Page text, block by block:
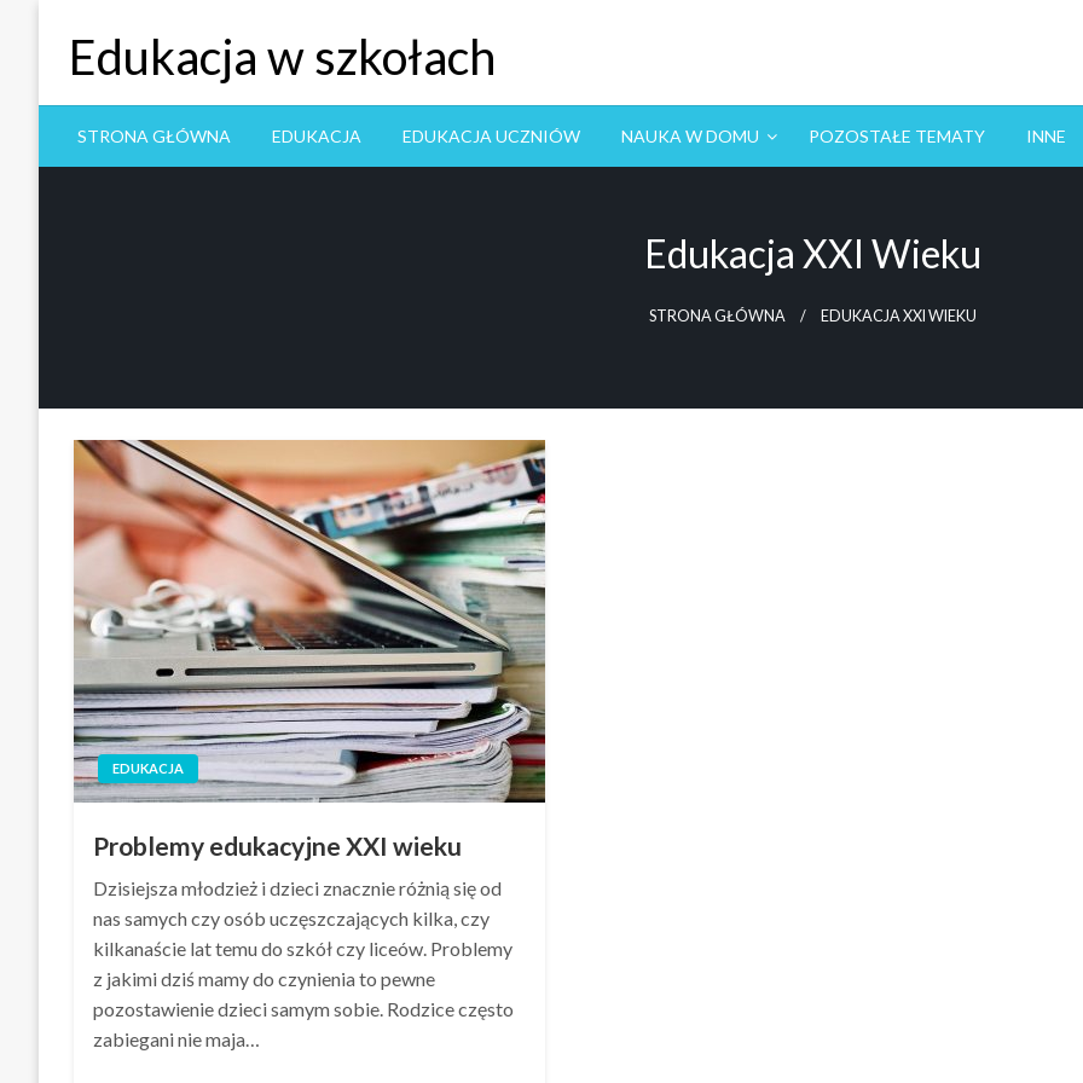
Edukacja w szkołach
STRONA GŁÓWNA EDUKACJA EDUKACJA UCZNIÓW NAUKA W DOMU POZOSTAŁE TEMATY INNE
Edukacja XXI Wieku
STRONA GŁÓWNA EDUKACJA XXI WIEKU
EDUKACJA
Problemy edukacyjne XXI wieku
Dzisiejsza młodzież i dzieci znacznie różnią się od
nas samych czy osób uczęszczających kilka, czy
kilkanaście lat temu do szkół czy liceów. Problemy
z jakimi dziś mamy do czynienia to pewne
pozostawienie dzieci samym sobie. Rodzice często
zabiegani nie maja…